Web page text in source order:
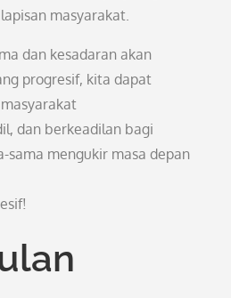
masyarakat.
dan kesadaran akan
progresif, kita dapat
dan berkeadilan bagi
sama mengukir masa depan